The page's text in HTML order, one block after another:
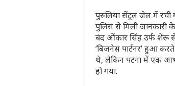
पुरुलिया सेंट्रल जेल में रची
पुलिस से मिली जानकारी
बंद ओंकार सिंह उर्फ शेरू
‘बिजनेस पार्टनर’ हुआ
थे, लेकिन पटना में एक
हो गया.